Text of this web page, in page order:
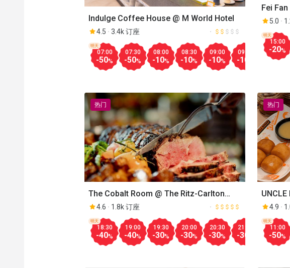
Indulge Coffee House @ M World Hotel
4.5 3.4k 订座
07:00
-50%
明天
07:30
-50%
08:00
-10%
08:30
-10%
09:00
-10%
09:30
-10
10:00
-10%
Fei
Center
5.0
15:00
-20%
明天
The Cobalt Room @ The Ritz-Carlton
Kuala Lumpur
4.6 1.8k 订座
18:30
-40%
明天
19:00
-40%
19:30
-30%
20:00
-30%
20:30
-30%
21:00
-30
19:30
-30%
Aug.08
热门
UNCLE
4.9
11:00
-50%
明天
热门